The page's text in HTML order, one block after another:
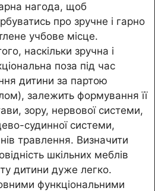
нагода, щоб
про зручне і гарно
учбове місце.
наскільки зручна і
поза під час
дитини за партою
залежить формування її
зору, нервової системи,
судинної системи,
травлення. Визначити
шкільних меблів
дитини дуже легко.
функціональними